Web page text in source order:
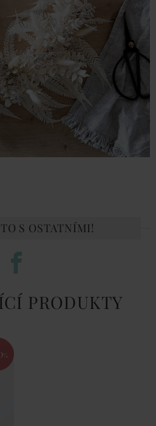
S OSTATNÍMI!
PRODUKTY
%